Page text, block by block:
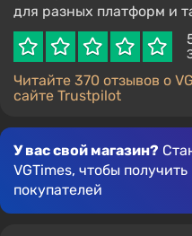
для разных платформ и
Читайте 370 отзывов о
сайте Trustpilot
У вас свой магазин?
VGTimes, чтобы
покупателей